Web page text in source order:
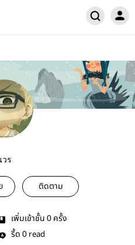
ร
ติดตาม
เพิ่มเข้าชั้น 0 ครั้ง
รี้ด 0 read